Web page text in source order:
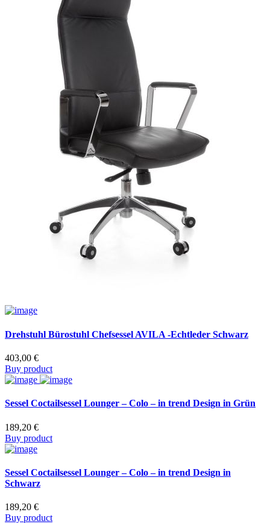
Drehstuhl Bürostuhl Chefsessel AVILA -Echtleder Schwarz
403,00 €
Buy product
Sessel Coctailsessel Lounger – Colo – in trend Design in Grün
189,20 €
Buy product
Sessel Coctailsessel Lounger – Colo – in trend Design in
Schwarz
189,20 €
Buy product